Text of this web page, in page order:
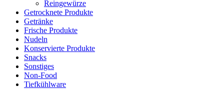
Reingewürze
Getrocknete Produkte
Getränke
Frische Produkte
Nudeln
Konservierte Produkte
Snacks
Sonstiges
Non-Food
Tiefkühlware